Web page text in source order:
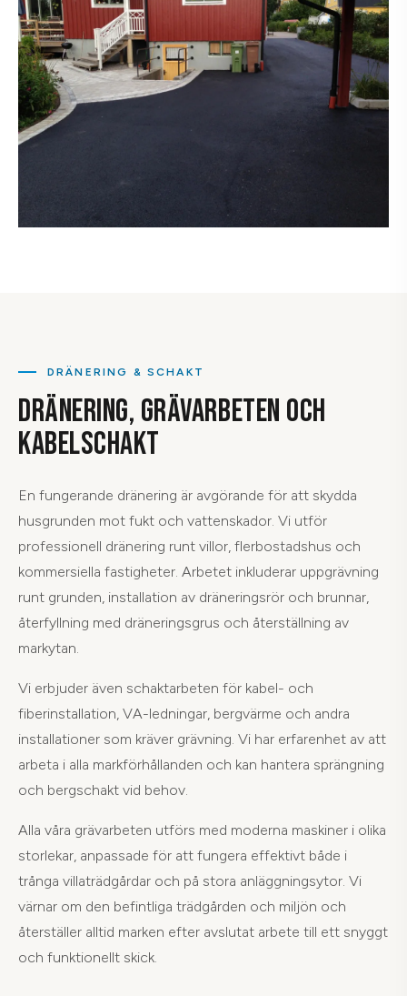
DRÄNERING & SCHAKT
DRÄNERING, GRÄVARBETEN OCH
KABELSCHAKT
En fungerande dränering är avgörande för att skydda
husgrunden mot fukt och vattenskador. Vi utför
professionell dränering runt villor, flerbostadshus och
kommersiella fastigheter. Arbetet inkluderar uppgrävning
runt grunden, installation av dräneringsrör och brunnar,
återfyllning med dräneringsgrus och återställning av
markytan.
Vi erbjuder även schaktarbeten för kabel- och
fiberinstallation, VA-ledningar, bergvärme och andra
installationer som kräver grävning. Vi har erfarenhet av att
arbeta i alla markförhållanden och kan hantera sprängning
och bergschakt vid behov.
Alla våra grävarbeten utförs med moderna maskiner i olika
storlekar, anpassade för att fungera effektivt både i
trånga villaträdgårdar och på stora anläggningsytor. Vi
värnar om den befintliga trädgården och miljön och
återställer alltid marken efter avslutat arbete till ett snyggt
och funktionellt skick.